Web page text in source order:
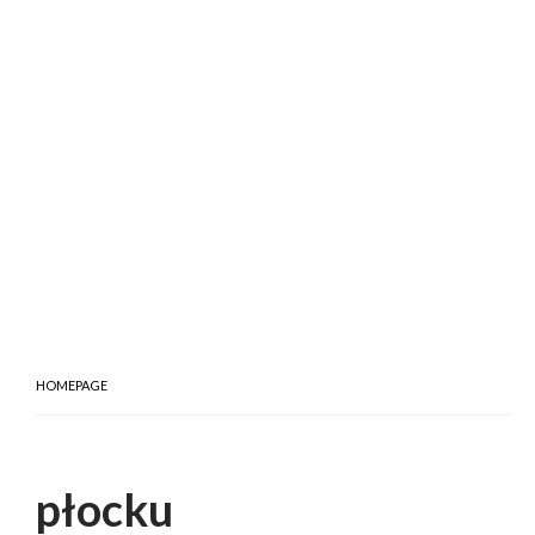
HOMEPAGE
płocku